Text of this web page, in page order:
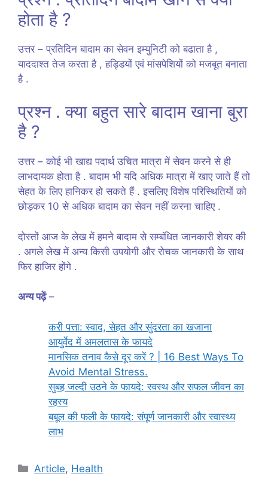
होता है ?
उत्तर – प्रतिदिन बादाम का सेवन इम्युनिटी को बढाता है ,
याददाश्त तेज करता है , हड्डियों एवं मांसपेशियों को मजबूत बनाता
है .
प्रश्न . क्या बहुत सारे बादाम खाना बुरा
है ?
उत्तर – कोई भी खाद्य पदार्थ उचित मात्रा में सेवन करने से ही
लाभदायक होता है . बादाम भी यदि अधिक मात्रा में खाए जाते हैं तो
सेहत के लिए हानिकर हो सकते हैं . इसलिए विशेष परिस्थितियों को
छोड़कर 10 से अधिक बादाम का सेवन नहीं करना चाहिए .
दोस्तों आज के लेख में हमने बादाम से सम्बंधित जानकारी शेयर की
. अगले लेख में अन्य किसी उपयोगी और रोचक जानकारी के साथ
फिर हाजिर होंगे .
अन्य पढ़ें–
करी पत्ता: स्वाद, सेहत और सुंदरता का खजाना
आयुर्वेद में अमलतास के फायदे
मानसिक तनाव कैसे दूर करें ? | 16 Best Ways To
Avoid Mental Stress.
सुबह जल्दी उठने के फायदे: स्वस्थ और सफल जीवन का
रहस्य
बबूल की फली के फायदे: संपूर्ण जानकारी और स्वास्थ्य
लाभ
Categories
Article, Health